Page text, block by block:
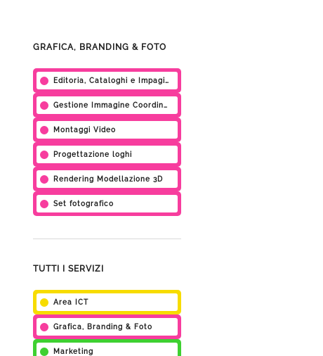
GRAFICA, BRANDING & FOTO
Editoria, Cataloghi e Impaginati Grafici
Gestione Immagine Coordinata
Montaggi Video
Progettazione loghi
Rendering Modellazione 3D
Set fotografico
TUTTI I SERVIZI
Area ICT
Grafica, Branding & Foto
Marketing